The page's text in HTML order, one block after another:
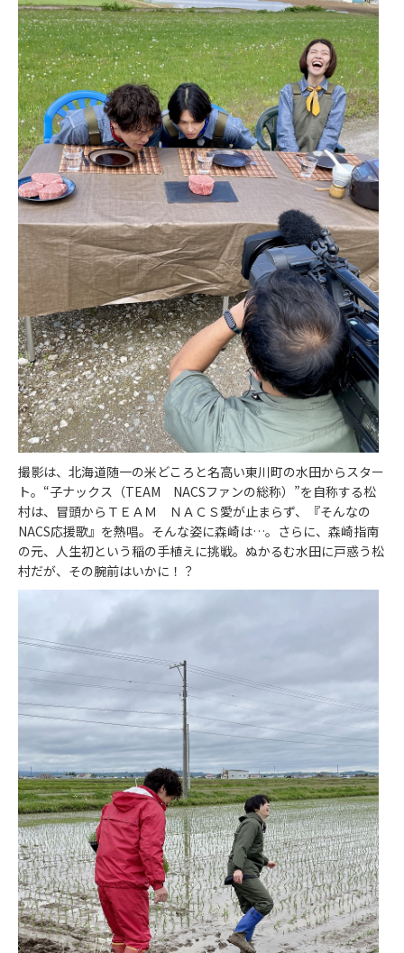
撮影は、北海道随一の米どころと名高い東川町の水田からスター
ト。“子ナックス（TEAM NACSファンの総称）”を自称する松
村は、冒頭からＴＥＡＭ ＮＡＣＳ愛が止まらず、『そんなの
NACS応援歌』を熱唱。そんな姿に森崎は…。さらに、森崎指南
の元、人生初という稲の手植えに挑戦。ぬかるむ水田に戸惑う松
村だが、その腕前はいかに！？